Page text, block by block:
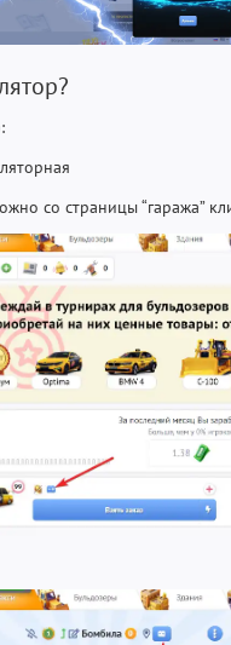
со страницы “гаража”